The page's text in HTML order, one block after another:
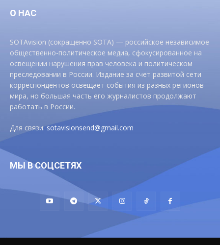
О НАС
SOTAvision (сокращенно SOTA) — российское независимое
общественно-политическое медиа, сфокусированное на
освещении нарушения прав человека и политическом
преследовании в России. Издание за счет развитой сети
корреспондентов освещает события из разных регионов
мира, но большая часть его журналистов продолжают
работать в России.
Для связи:sotavisionsend@gmail.com
МЫ В СОЦСЕТЯХ